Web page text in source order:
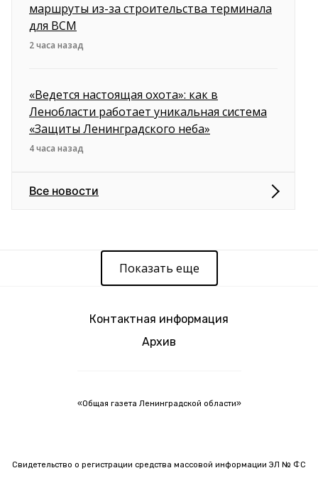
маршруты из-за строительства терминала
для ВСМ
2 часа назад
«Ведется настоящая охота»: как в
Ленобласти работает уникальная система
«Защиты Ленинградского неба»
4 часа назад
Все новости
Показать еще
Контактная информация
Архив
«Общая газета Ленинградской области»
Свидетельство о регистрации средства массовой информации ЭЛ № ФС